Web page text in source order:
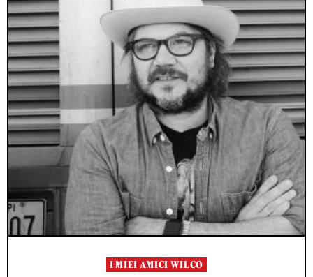
I MIEI AMICI WILCO